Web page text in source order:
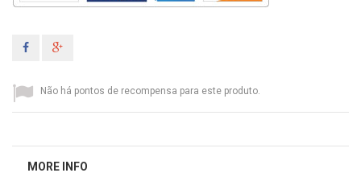
Não há pontos de recompensa para este produto.
MORE INFO